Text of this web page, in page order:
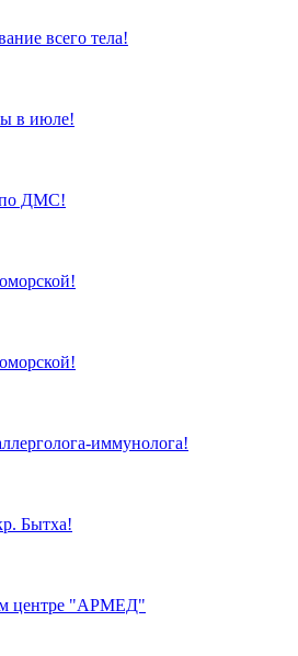
всего тела!
в июле!
по ДМС!
иммунолога!
Бытха!
центре "АРМЕД"